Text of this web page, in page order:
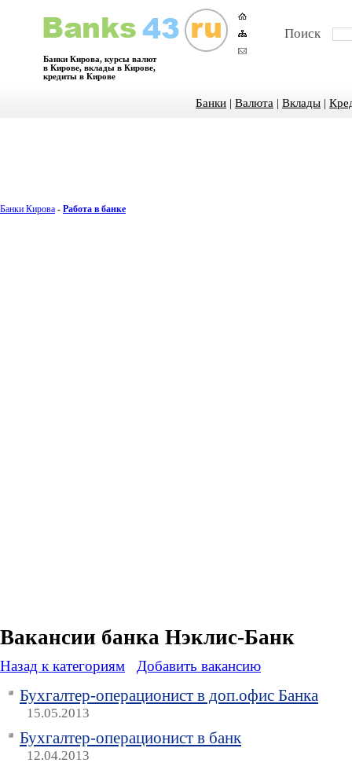
Банки Кирова, курсы валют
в Кирове, вклады в Кирове,
кредиты в Кирове
Поиск
Банки | Валюта | Вклады |
Банки Кирова - Работа в банке
Вакансии банка Нэклис-Банк
Назад к категориям Добавить вакансию
Бухгалтер-операционист в доп.офис Банка
15.05.2013
Бухгалтер-операционист в банк
12.04.2013